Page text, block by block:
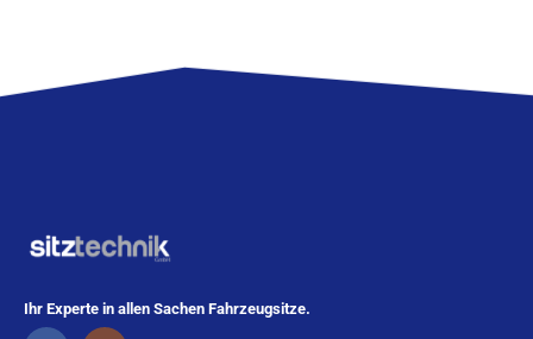
Ihr Experte in allen Sachen Fahrzeugsitze.